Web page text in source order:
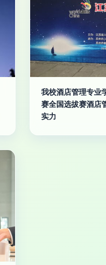
我校酒店管理专业
赛全国选拔赛酒店
实力